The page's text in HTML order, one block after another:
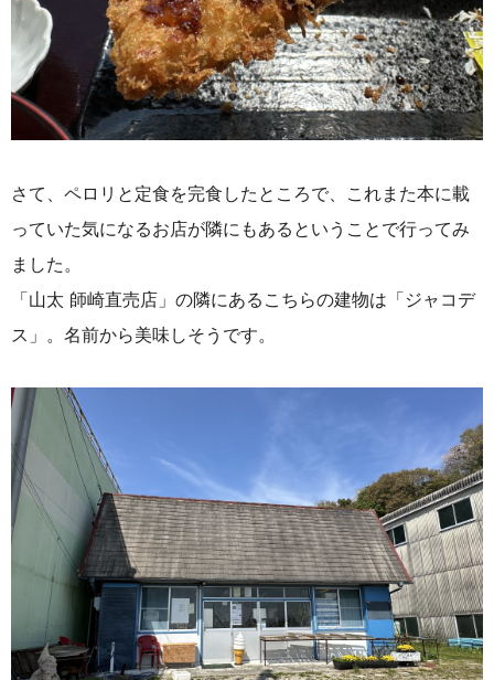
さて、ペロリと定食を完食したところで、これまた本に載
っていた気になるお店が隣にもあるということで行ってみ
ました。
「山太 師崎直売店」の隣にあるこちらの建物は「ジャコデ
ス」。名前から美味しそうです。